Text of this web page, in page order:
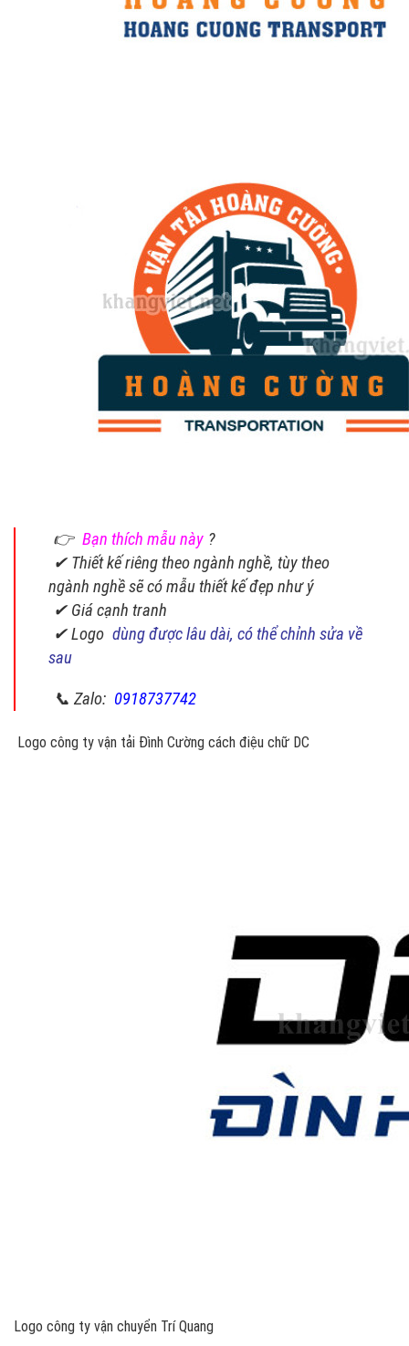
👉 Bạn thích mẫu này ?
✔ Thiết kế riêng theo ngành nghề, tùy theo
ngành nghề sẽ có mẫu thiết kế đẹp như ý
✔ Giá cạnh tranh
✔ Logo dùng được lâu dài, có thể chỉnh sửa về
sau
📞 Zalo: 0918737742
Logo công ty vận tải Đình Cường cách điệu chữ DC
Logo công ty vận chuyển Trí Quang